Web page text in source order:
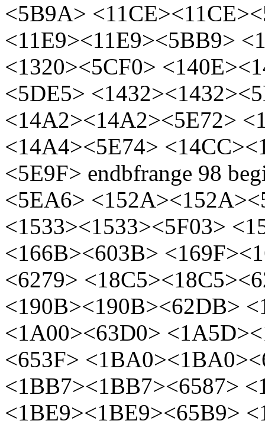
<5B9A>
<11E9><11E9><5BB9>
<1320><5CF0>
<5DE5>
<14A2><14A2><5E72>
<14A4><5E74>
<5E9F> endbfrange 98
<5EA6>
<1533><1533><5F03>
<166B><603B>
<6279>
<190B><190B><62DB>
<1A00><63D0>
<653F>
<1BB7><1BB7><6587>
<1BE9><1BE9><65B9>